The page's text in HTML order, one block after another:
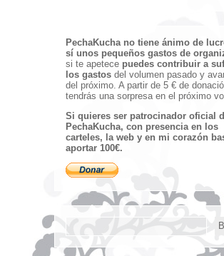
PechaKucha no tiene ánimo de
sí unos pequeños gastos de
si te apetece puedes contribuir a
los gastos del volumen pasado y
del próximo. A partir de 5 € de
tendrás una sorpresa en el próximo
Si quieres ser patrocinador oficial
PechaKucha, con presencia en los
carteles, la web y en mi corazón
aportar 100€.